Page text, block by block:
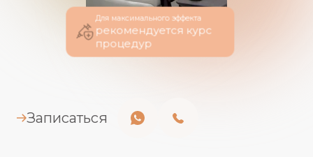
Для максимального эффекта
рекомендуется курс
процедур
Записаться